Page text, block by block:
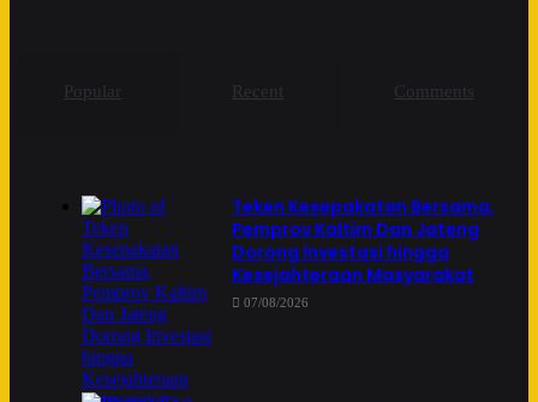
Popular Recent Comments
Teken Kesepakatan Bersama,
Pemprov Kaltim Dan Jateng
Dorong Investasi hingga
Kesejahteraan Masyarakat
07/08/2026